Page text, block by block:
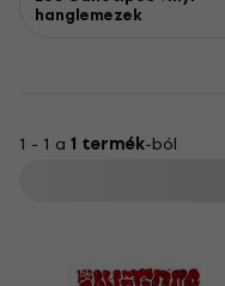
hanglemezek
1 - 1 a 1 termék-ból